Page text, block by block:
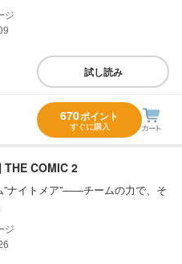
試し読み
670ポイント
すぐに購入
THE COMIC 2
”ナイトメア”――チームの力で、そ